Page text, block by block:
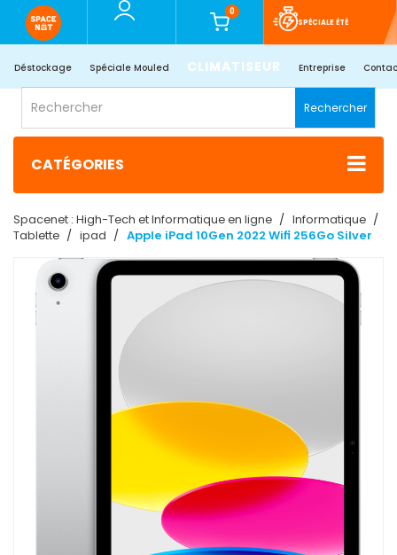
0
SPÉCIALE ÉTÉ
Déstockage Spéciale Mouled CLIMATISEUR Entreprise
Rechercher
CATÉGORIES
Spacenet : High-Tech et Informatique en ligne
Informatique
Tablette
ipad Apple iPad 10Gen 2022 Wifi 256Go Silver